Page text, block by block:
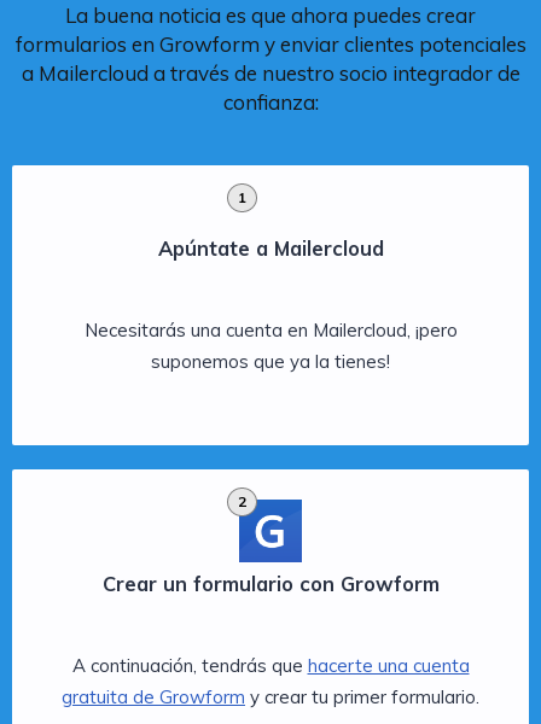
La buena noticia es que ahora puedes crear
formularios en Growform y enviar clientes potenciales
a Mailercloud a través de nuestro socio integrador de
confianza:
1
Apúntate a Mailercloud
Necesitarás una cuenta en Mailercloud, ¡pero
suponemos que ya la tienes!
2
Crear un formulario con Growform
A continuación, tendrás que hacerte una cuenta
gratuita de Growform y crear tu primer formulario.